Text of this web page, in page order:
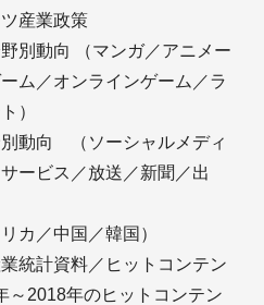
産業政策
別動向 （マンガ／アニメー
ム／オンラインゲーム／ラ
）
動向 （ソーシャルメディ
ービス／放送／新聞／出
カ／中国／韓国）
統計資料／ヒットコンテン
～2018年のヒットコンテン